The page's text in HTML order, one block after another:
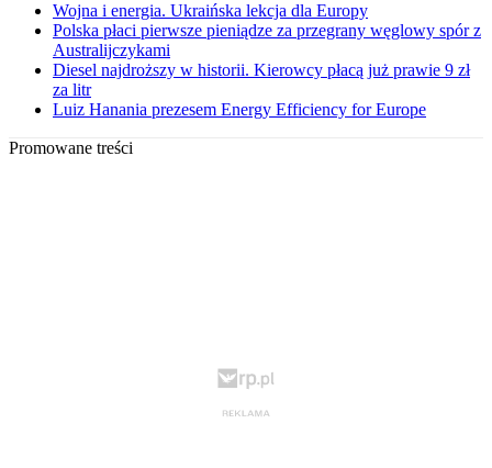
Wojna i energia. Ukraińska lekcja dla Europy
Polska płaci pierwsze pieniądze za przegrany węglowy spór z
Australijczykami
Diesel najdroższy w historii. Kierowcy płacą już prawie 9 zł
za litr
Luiz Hanania prezesem Energy Efficiency for Europe
Promowane treści